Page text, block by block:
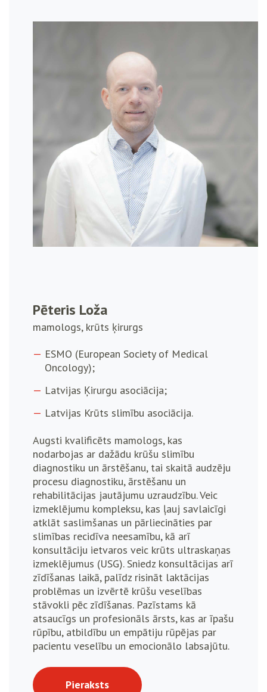
Pēteris Loža
mamologs, krūts ķirurgs
ESMO (European Society of Medical
Oncology);
Latvijas Ķirurgu asociācija;
Latvijas Krūts slimību asociācija.
Augsti kvalificēts mamologs, kas
nodarbojas ar dažādu krūšu slimību
diagnostiku un ārstēšanu, tai skaitā audzēju
procesu diagnostiku, ārstēšanu un
rehabilitācijas jautājumu uzraudzību. Veic
izmeklējumu kompleksu, kas ļauj savlaicīgi
atklāt saslimšanas un pārliecināties par
slimības recidīva neesamību, kā arī
konsultāciju ietvaros veic krūts ultraskaņas
izmeklējumus (USG). Sniedz konsultācijas arī
zīdīšanas laikā, palīdz risināt laktācijas
problēmas un izvērtē krūšu veselības
stāvokli pēc zīdīšanas. Pazīstams kā
atsaucīgs un profesionāls ārsts, kas ar īpašu
rūpību, atbildību un empātiju rūpējas par
pacientu veselību un emocionālo labsajūtu.
Pieraksts